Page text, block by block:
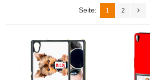
Seite: 1 2